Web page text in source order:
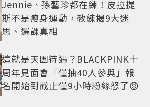
Jennie、孫藝珍都在練！皮拉提
斯不是瘦身運動，教練揭9大迷
思、選課真相
這就是天團待遇？BLACKPINK十
周年見面會「僅抽40人參與」報
名開始到截止僅9小時粉絲怒了😡